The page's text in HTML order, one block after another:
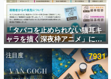
ゲームの企画書
名作ゲームクリエイ
聞きし、ヒットする
きます。
赫本
この物語を解いては
の形をした短編ホラ
「タバコを止められない猫耳キ
ャラを描く深夜枠アニメ」に視
聴者の一部から批判意見。違法
薬物の使用と思しき描写も含め
て、BPOが議論を交わす
注目度 7931